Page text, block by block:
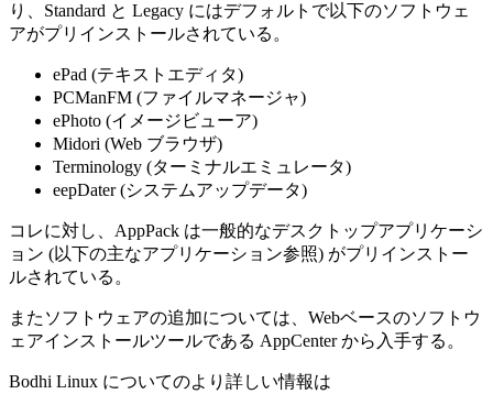
り、Standard と Legacy にはデフォルトで以下のソフトウェ
アがプリインストールされている。
ePad (テキストエディタ)
PCManFM (ファイルマネージャ)
ePhoto (イメージビューア)
Midori (Web ブラウザ)
Terminology (ターミナルエミュレータ)
eepDater (システムアップデータ)
コレに対し、AppPack は一般的なデスクトップアプリケーシ
ョン (以下の主なアプリケーション参照) がプリインストー
ルされている。
またソフトウェアの追加については、Webベースのソフトウ
ェアインストールツールである AppCenter から入手する。
Bodhi Linux についてのより詳しい情報は